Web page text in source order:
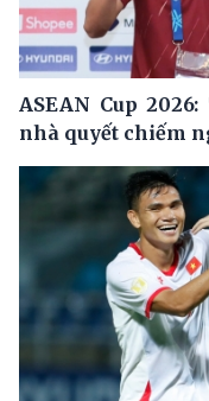
ASEAN Cup
nhà quyết chiếm